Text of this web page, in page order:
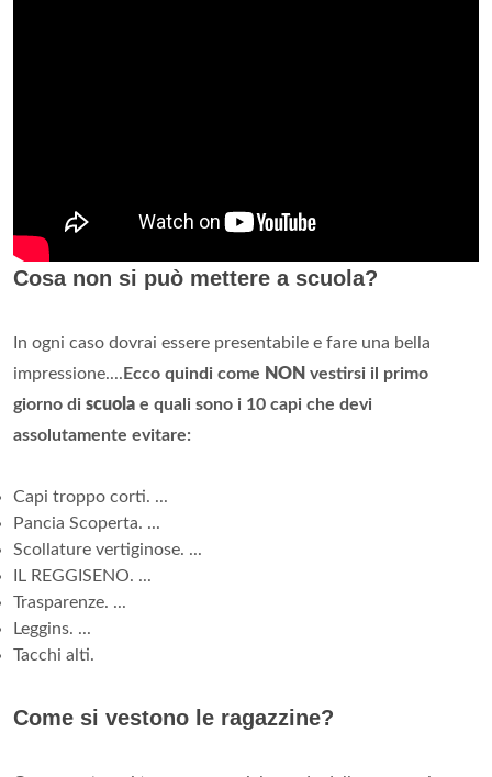
Cosa non si può mettere a scuola?
In ogni caso dovrai essere presentabile e fare una bella
impressione.... Ecco quindi come NON vestirsi il primo
giorno di scuola e quali sono i 10 capi che devi
assolutamente evitare:
Capi troppo corti. ...
Pancia Scoperta. ...
Scollature vertiginose. ...
IL REGGISENO. ...
Trasparenze. ...
Leggins. ...
Tacchi alti.
Come si vestono le ragazzine?